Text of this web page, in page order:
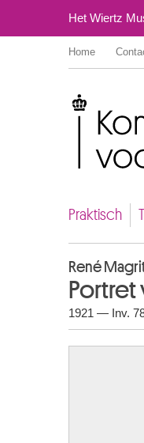
Het Wiertz
Home
Praktisch
René
1921 — Inv.